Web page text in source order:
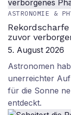
ASTRONOMIE &
zuvor
5. August 2026
Astronomen
unerreichter
für die Sonne
entdeckt.